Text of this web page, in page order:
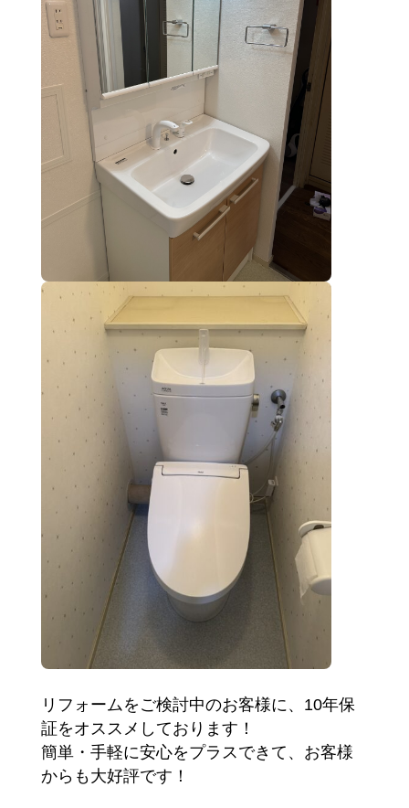
リフォームをご検討中のお客様に、10年保
証をオススメしております！
簡単・手軽に安心をプラスできて、お客様
からも大好評です！